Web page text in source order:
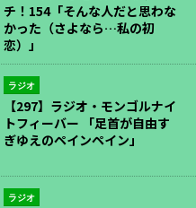
チ！154「そんな人だと思わな
かった（さよなら…私の初
恋）」
ラジオ
【297】ラジオ・モンゴルナイ
トフィーバー 「足首が自由す
ぎゆえのペインペイン」
ラジオ